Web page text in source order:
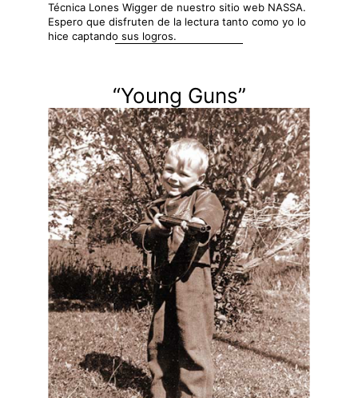
Técnica Lones Wigger de nuestro sitio web NASSA.
Espero que disfruten de la lectura tanto como yo lo
hice captando sus logros.
“Young Guns”